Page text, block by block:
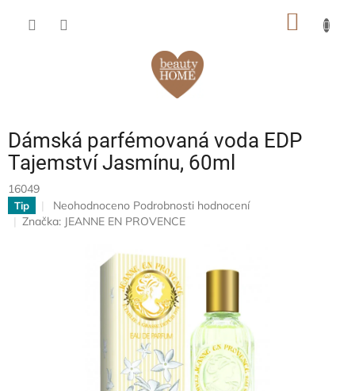
Dámská parfémovaná voda EDP
Tajemství Jasmínu, 60ml
16049
Tip
Průměrné
hodnocení
Neohodnoceno Podrobnosti hodnocení
Značka: JEANNE EN PROVENCE